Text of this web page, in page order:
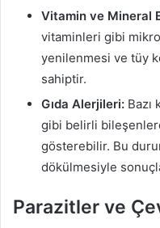
Vitamin ve Mineral
vitaminleri gibi
yenilenmesi ve tüy
sahiptir.
Gıda Alerjileri: Bazı
gibi belirli
gösterebilir. Bu
dökülmesiyle
Parazitler ve